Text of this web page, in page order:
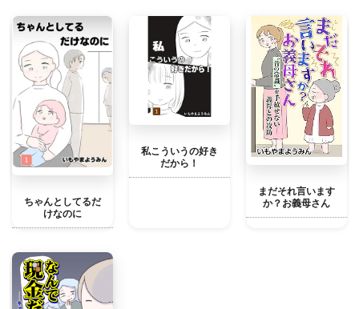
ちゃんとしてるだ
けなのに
私こういうの好き
だから！
まだそれ言います
か？お義母さん